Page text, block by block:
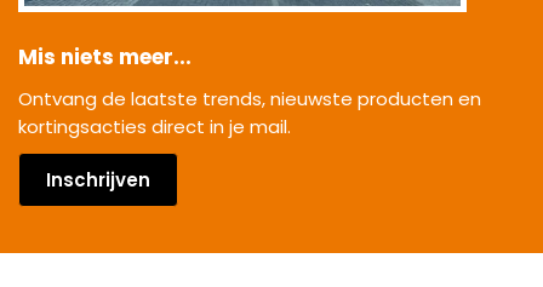
Mis niets meer...
Ontvang de laatste trends, nieuwste producten en
kortingsacties direct in je mail.
Inschrijven